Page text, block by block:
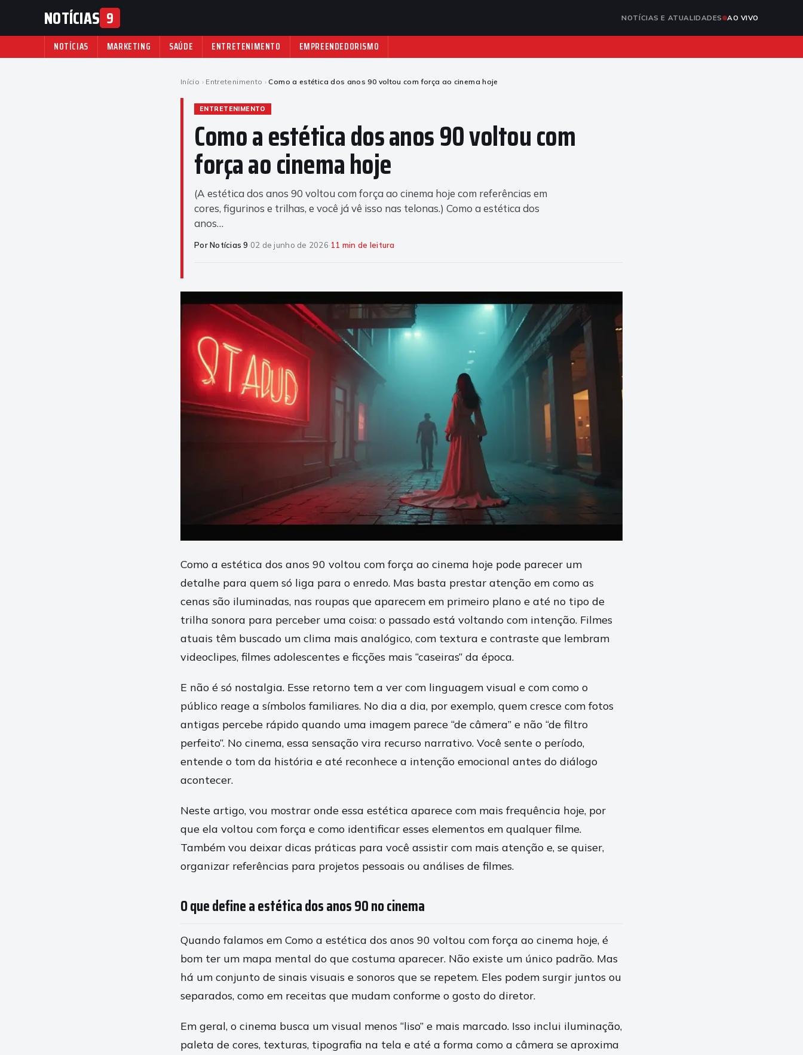
NOTÍCIAS 9 NOTÍCIAS E ATUALIDADES AO VIVO
NOTÍCIAS MARKETING SAÚDE ENTRETENIMENTO EMPREENDEDORISMO
Início › Entretenimento › Como a estética dos anos 90 voltou com força ao cinema hoje
ENTRETENIMENTO
Como a estética dos anos 90 voltou com
força ao cinema hoje
(A estética dos anos 90 voltou com força ao cinema hoje com referências em
cores, figurinos e trilhas, e você já vê isso nas telonas.) Como a estética dos
anos…
Por Notícias 9·02 de junho de 2026·11 min de leitura
Como a estética dos anos 90 voltou com força ao cinema hoje pode parecer um
detalhe para quem só liga para o enredo. Mas basta prestar atenção em como as
cenas são iluminadas, nas roupas que aparecem em primeiro plano e até no tipo de
trilha sonora para perceber uma coisa: o passado está voltando com intenção. Filmes
atuais têm buscado um clima mais analógico, com textura e contraste que lembram
videoclipes, filmes adolescentes e ficções mais “caseiras” da época.
E não é só nostalgia. Esse retorno tem a ver com linguagem visual e com como o
público reage a símbolos familiares. No dia a dia, por exemplo, quem cresce com fotos
antigas percebe rápido quando uma imagem parece “de câmera” e não “de filtro
perfeito”. No cinema, essa sensação vira recurso narrativo. Você sente o período,
entende o tom da história e até reconhece a intenção emocional antes do diálogo
acontecer.
Neste artigo, vou mostrar onde essa estética aparece com mais frequência hoje, por
que ela voltou com força e como identificar esses elementos em qualquer filme.
Também vou deixar dicas práticas para você assistir com mais atenção e, se quiser,
organizar referências para projetos pessoais ou análises de filmes.
O que define a estética dos anos 90 no cinema
Quando falamos em Como a estética dos anos 90 voltou com força ao cinema hoje, é
bom ter um mapa mental do que costuma aparecer. Não existe um único padrão. Mas
há um conjunto de sinais visuais e sonoros que se repetem. Eles podem surgir juntos ou
separados, como em receitas que mudam conforme o gosto do diretor.
Em geral, o cinema busca um visual menos “liso” e mais marcado. Isso inclui iluminação,
paleta de cores, texturas, tipografia na tela e até a forma como a câmera se aproxima